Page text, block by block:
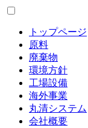
トップページ
原料
廃棄物
環境方針
工場設備
海外事業
丸清システム
会社概要